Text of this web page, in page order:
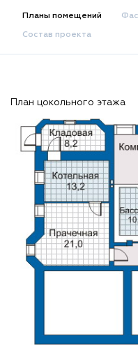
Планы помещений
Состав проекта
План цокольного этажа